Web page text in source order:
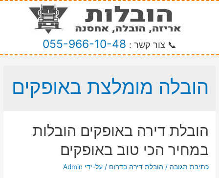
📞 צור קשר : 055-966-10-48
הובלה מומלצת באופקים
הובלת דירה באופקים הובלות
במחיר הכי טוב באופקים
כתיבת תגובה / הובלת דירה בדרום / על-ידי Admin